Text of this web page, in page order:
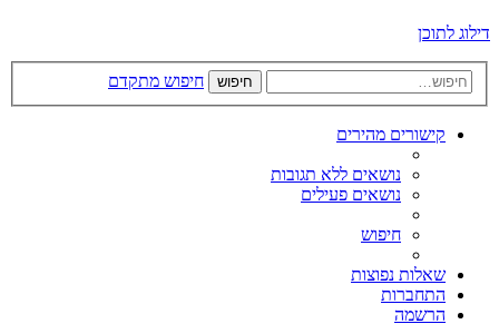
דילוג לתוכן
חיפוש חיפוש מתקדם
קישורים מהירים
נושאים ללא תגובות
נושאים פעילים
חיפוש
שאלות נפוצות
התחברות
הרשמה